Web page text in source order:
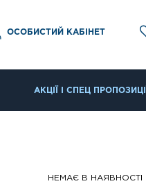
ОСОБИСТИЙ КАБІНЕТ
АКЦІЇ І СПЕЦ ПРОПОЗИЦІЇ
НЕМАЄ В НАЯВНОСТІ